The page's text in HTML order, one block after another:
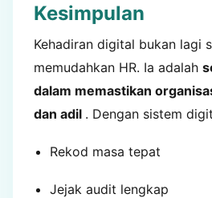
Kesimpulan
Kehadiran digital bukan lagi
memudahkan HR. Ia adalah
dalam memastikan
dan adil . Dengan sistem
Rekod masa tepat
Jejak audit lengkap